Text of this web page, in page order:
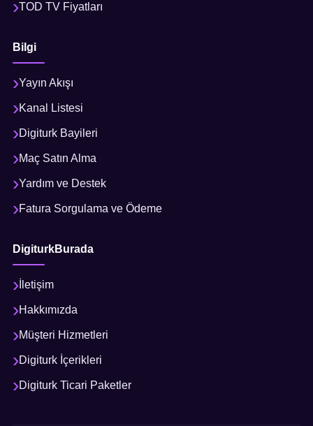
TOD TV Fiyatları
Bilgi
Yayın Akışı
Kanal Listesi
Digiturk Bayileri
Maç Satın Alma
Yardım ve Destek
Fatura Sorgulama ve Ödeme
DigiturkBurada
İletişim
Hakkımızda
Müşteri Hizmetleri
Digiturk İçerikleri
Digiturk Ticari Paketler